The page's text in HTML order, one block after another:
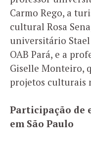
Carmo Rego, a
cultural Rosa
universitário
OAB Pará, e a
Giselle Monteiro,
projetos culturais
Participação de
em São Paulo